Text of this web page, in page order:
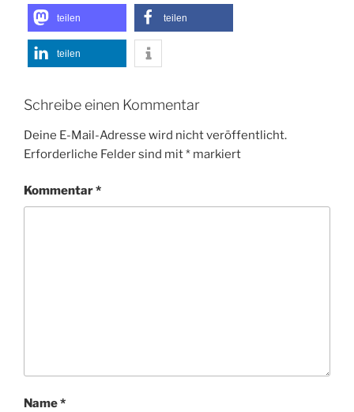
teilen teilen
teilen
Schreibe einen Kommentar
Deine E-Mail-Adresse wird nicht veröffentlicht.
Erforderliche Felder sind mit* markiert
Kommentar*
Name*